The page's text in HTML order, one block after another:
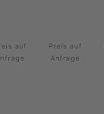
auf
Preis auf
Anfrage